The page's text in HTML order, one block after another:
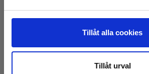
Tillåt alla cookies
Tillåt urval
RS232 / Ir kabel till IMP57 C2001